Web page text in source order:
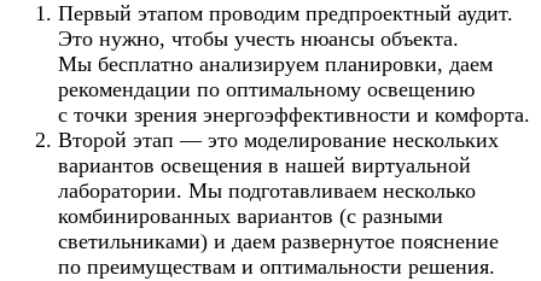
Первый этапом проводим предпроектный аудит.
Это нужно, чтобы учесть нюансы объекта.
Мы бесплатно анализируем планировки, даем
рекомендации по оптимальному освещению
с точки зрения энергоэффективности и комфорта.
Второй этап — это моделирование нескольких
вариантов освещения в нашей виртуальной
лаборатории. Мы подготавливаем несколько
комбинированных вариантов (с разными
светильниками) и даем развернутое пояснение
по преимуществам и оптимальности решения.